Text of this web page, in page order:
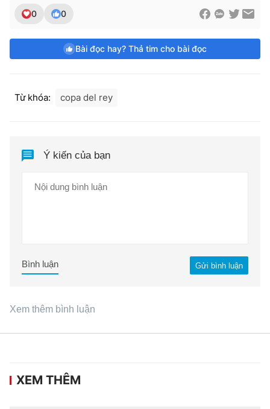
0 0
Bài đọc hay? Thả tim cho bài đọc
Từ khóa: copa del rey
Ý kiến của bạn
Gửi bình luận
Bình luận
Xem thêm bình luận
XEM THÊM